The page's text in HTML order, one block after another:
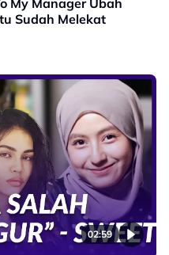
Sudah Melekat
02:59